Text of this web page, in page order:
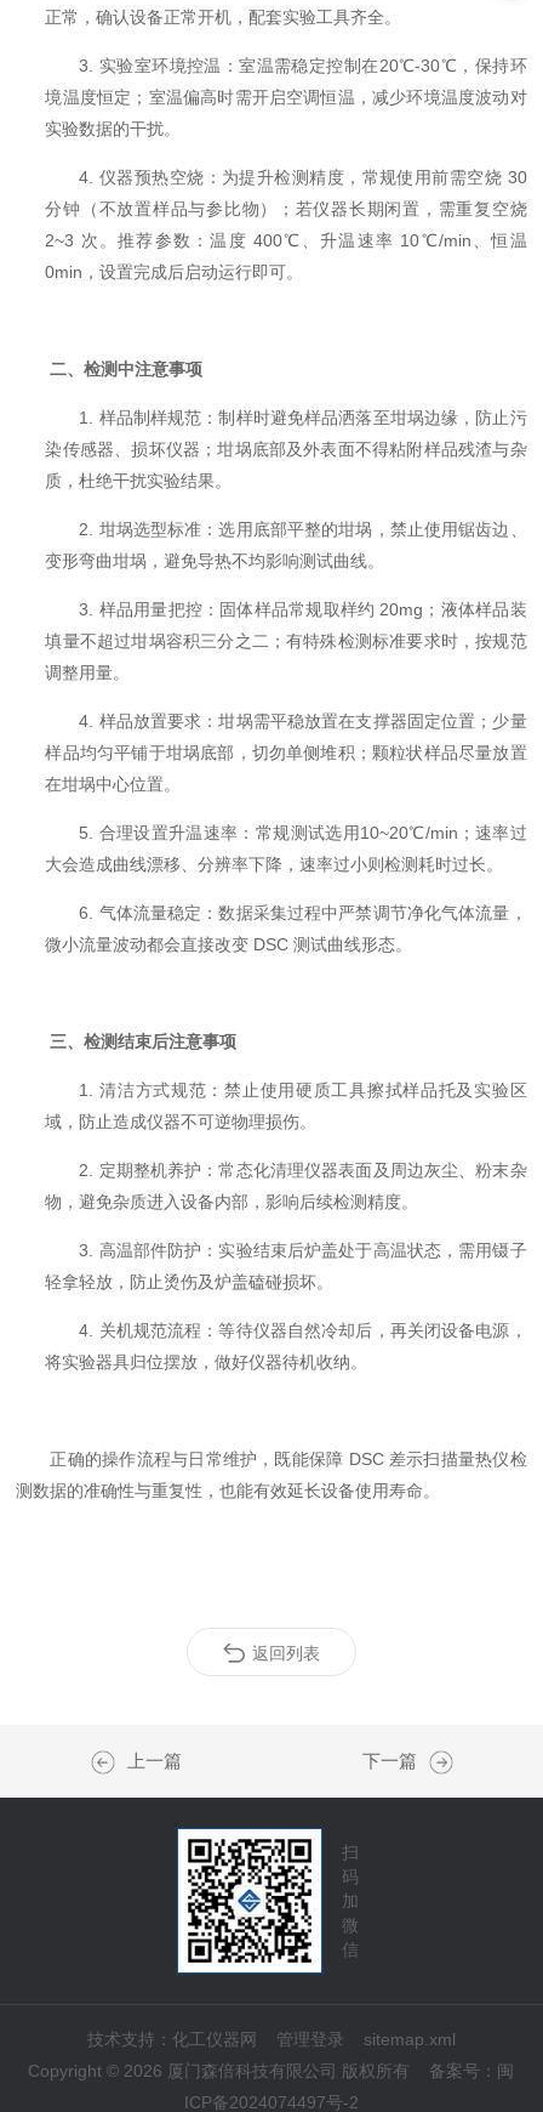
正常，确认设备正常开机，配套实验工具齐全。
3. 实验室环境控温：室温需稳定控制在20℃-30℃，保持环
境温度恒定；室温偏高时需开启空调恒温，减少环境温度波动对
实验数据的干扰。
4. 仪器预热空烧：为提升检测精度，常规使用前需空烧 30
分钟（不放置样品与参比物）；若仪器长期闲置，需重复空烧
2~3 次。推荐参数：温度 400℃、升温速率 10℃/min、恒温
0min，设置完成后启动运行即可。
二、检测中注意事项
1. 样品制样规范：制样时避免样品洒落至坩埚边缘，防止污
染传感器、损坏仪器；坩埚底部及外表面不得粘附样品残渣与杂
质，杜绝干扰实验结果。
2. 坩埚选型标准：选用底部平整的坩埚，禁止使用锯齿边、
变形弯曲坩埚，避免导热不均影响测试曲线。
3. 样品用量把控：固体样品常规取样约 20mg；液体样品装
填量不超过坩埚容积三分之二；有特殊检测标准要求时，按规范
调整用量。
4. 样品放置要求：坩埚需平稳放置在支撑器固定位置；少量
样品均匀平铺于坩埚底部，切勿单侧堆积；颗粒状样品尽量放置
在坩埚中心位置。
5. 合理设置升温速率：常规测试选用10~20℃/min；速率过
大会造成曲线漂移、分辨率下降，速率过小则检测耗时过长。
6. 气体流量稳定：数据采集过程中严禁调节净化气体流量，
微小流量波动都会直接改变 DSC 测试曲线形态。
三、检测结束后注意事项
1. 清洁方式规范：禁止使用硬质工具擦拭样品托及实验区
域，防止造成仪器不可逆物理损伤。
2. 定期整机养护：常态化清理仪器表面及周边灰尘、粉末杂
物，避免杂质进入设备内部，影响后续检测精度。
3. 高温部件防护：实验结束后炉盖处于高温状态，需用镊子
轻拿轻放，防止烫伤及炉盖磕碰损坏。
4. 关机规范流程：等待仪器自然冷却后，再关闭设备电源，
将实验器具归位摆放，做好仪器待机收纳。
正确的操作流程与日常维护，既能保障 DSC 差示扫描量热仪检
测数据的准确性与重复性，也能有效延长设备使用寿命。
返回列表
上一篇 下一篇
扫
码
加
微
信
技术支持： 化工仪器网 管理登录
sitemap.xml
Copyright © 2026 厦门森倍科技有限公司 版权所有 备案号： 闽
ICP备2024074497号-2